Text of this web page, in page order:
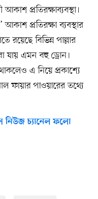
প্রতিরক্ষাব্যবস্থা।
প্রতিরক্ষা ব্যবস্থার
রয়েছে বিভিন্ন পাল্লার
যায় এমন বহু ড্রোন।
এ নিয়ে প্রকাশ্যে
ফায়ার পাওয়ারের তথ্যে
চ্যানেল ফলো